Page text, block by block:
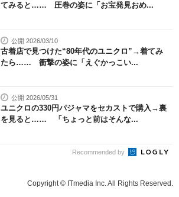
てみると…… 圧巻の姿に「お宝発見おめ...
公開 2026/03/10
古着店で見つけた“80年代のユニクロ”→着てみ
たら…… 衝撃の姿に「えぐかっこい...
公開 2026/05/31
ユニクロの330円パジャマをセカストで購入→裏
を見ると…… 「ちょっと前はそんな...
Recommended by
Copyright © ITmedia Inc. All Rights Reserved.